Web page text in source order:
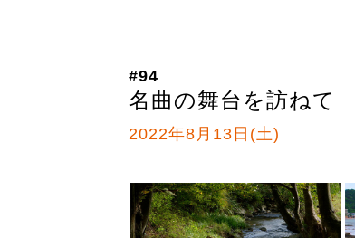
#94
名曲の舞台を訪ねて
2022年8月13日(土)